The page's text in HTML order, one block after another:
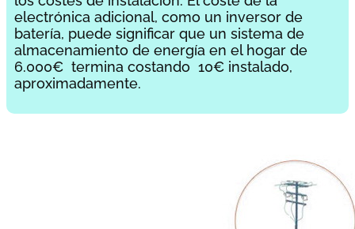
electrónica adicional, como un inversor de
batería, puede significar que un sistema de
almacenamiento de energía en el hogar de
6.000€ termina costando 10€ instalado,
aproximadamente.